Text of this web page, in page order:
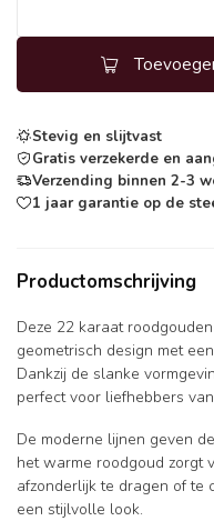
Stevig en slijtvast
Gratis verzekerde en
Verzending binnen 2-3
1 jaar garantie op de
Productomschrijving
Deze 22 karaat
geometrisch design met
Dankzij de slanke
perfect voor liefhebbers
De moderne lijnen geven
het warme roodgoud zorgt
afzonderlijk te dragen of te
een stijlvolle look.